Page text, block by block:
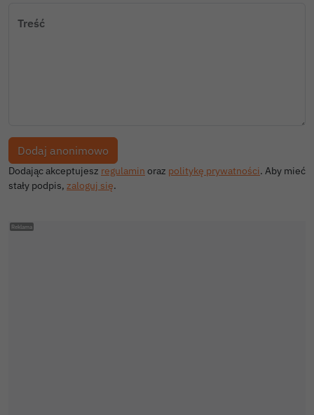
Treść
Dodając akceptujesz regulamin oraz politykę prywatności. Aby mieć
stały podpis, zaloguj się.